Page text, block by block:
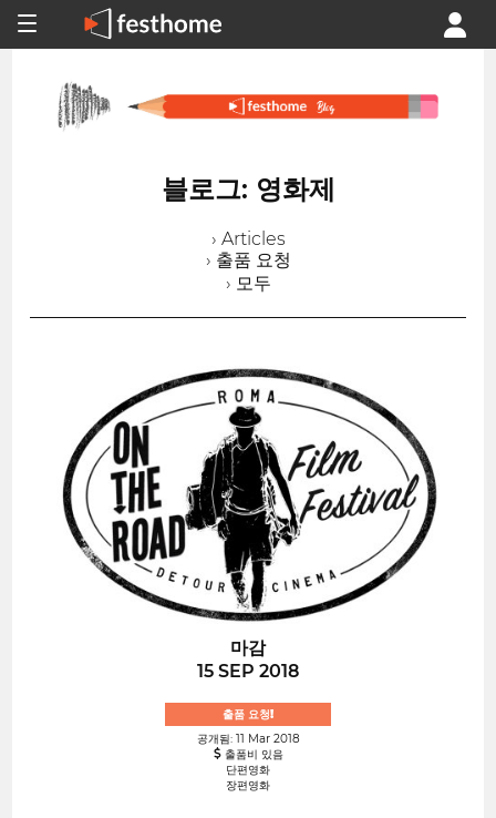
블로그: 영화제
› Articles
› 출품 요청
› 모두
마감
15 SEP 2018
출품 요청!
공개됨: 11 Mar 2018
출품비 있음
단편영화
장편영화